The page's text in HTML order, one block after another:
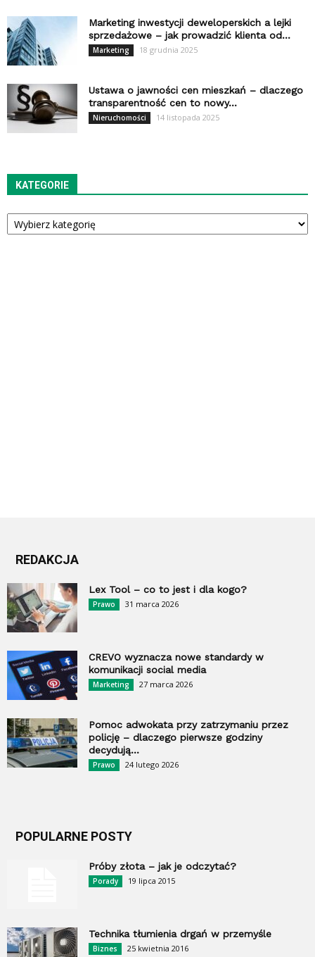
Marketing inwestycji deweloperskich a lejki
sprzedażowe – jak prowadzić klienta od...
Marketing 18 grudnia 2025
Ustawa o jawności cen mieszkań – dlaczego
transparentność cen to nowy...
Nieruchomości 14 listopada 2025
KATEGORIE
Kategorie
REDAKCJA
Lex Tool – co to jest i dla kogo?
Prawo 31 marca 2026
CREVO wyznacza nowe standardy w
komunikacji social media
Marketing 27 marca 2026
Pomoc adwokata przy zatrzymaniu przez
policję – dlaczego pierwsze godziny
decydują...
Prawo 24 lutego 2026
POPULARNE POSTY
Próby złota – jak je odczytać?
Porady 19 lipca 2015
Technika tłumienia drgań w przemyśle
Biznes 25 kwietnia 2016